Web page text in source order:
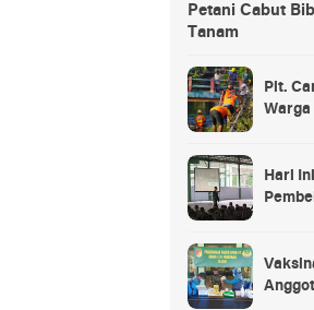
Petani Cabut
Tanam
Plt.
Warga
Hari